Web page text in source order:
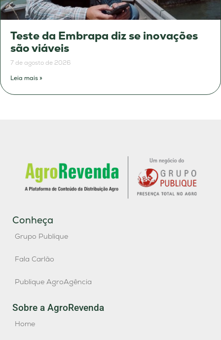
Teste da Embrapa diz se inovações
são viáveis
7 de agosto de 2026
Leia mais »
Conheça
Grupo Publique
Fala Carlão
Publique AgroAgência
Sobre a AgroRevenda
Home